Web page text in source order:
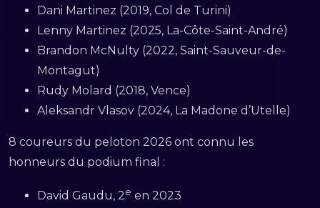
Dani Martinez (2019, Col de Turini)
Lenny Martinez (2025, La-Côte-Saint-André)
Brandon McNulty (2022, Saint-Sauveur-de-
Montagut)
Rudy Molard (2018, Vence)
Aleksandr Vlasov (2024, La Madone d’Utelle)
8 coureurs du peloton 2026 ont connu les
honneurs du podium final :
David Gaudu, 2e en 2023